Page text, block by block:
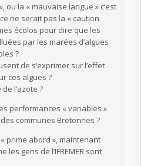
ou la « mauvaise langue » c’est
ce ne serait pas la « caution
écolos pour dire que les
par les marées d’algues
?
de s’exprimer sur l’effet
ces algues ?
l’azote ?
performances « variables »
communes Bretonnes ?
prime abord », maintenant
gens de l’IFREMER sont